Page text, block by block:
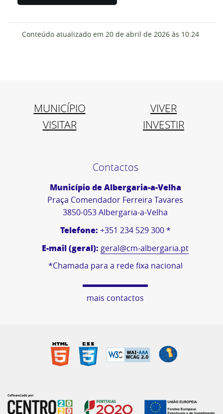
Conteúdo atualizado em 20 de abril de 2026 às 10:24
MUNICÍPIO
VIVER
VISITAR
INVESTIR
Contactos
Município de Albergaria-a-Velha
Praça Comendador Ferreira Tavares
3850-053 Albergaria-a-Velha
Telefone: +351 234 529 300 *
E-mail (geral): geral@cm-albergaria.pt
*Chamada para a rede fixa nacional
mais contactos